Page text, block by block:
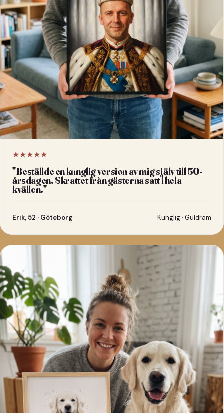
★★★★★
"Beställde en kunglig version av mig själv till 50-
årsdagen. Skrattet från gästerna satt i hela
kvällen."
Erik, 52 · Göteborg Kunglig · Guldram